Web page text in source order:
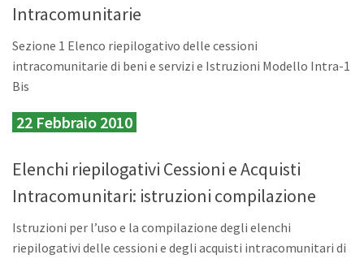
Intracomunitarie
Sezione 1 Elenco riepilogativo delle cessioni
intracomunitarie di beni e servizi e Istruzioni Modello Intra-1
Bis
22 Febbraio 2010
Elenchi riepilogativi Cessioni e Acquisti
Intracomunitari: istruzioni compilazione
Istruzioni per l’uso e la compilazione degli elenchi
riepilogativi delle cessioni e degli acquisti intracomunitari di